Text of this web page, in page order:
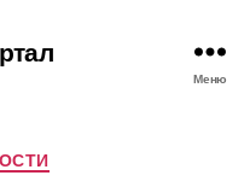
Меню